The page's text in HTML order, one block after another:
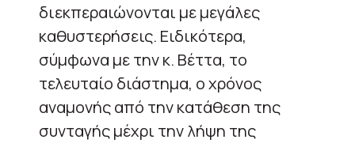
διεκπεραιώνονται με μεγάλες
καθυστερήσεις. Ειδικότερα,
σύμφωνα με την κ. Βέττα, το
τελευταίο διάστημα, ο χρόνος
αναμονής από την κατάθεση της
συνταγής μέχρι την λήψη της